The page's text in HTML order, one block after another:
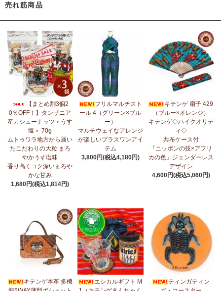
5/14： アフリカンピアス
荷！～天然素材 環境配慮したエシカル製品～
5/14：アフリカンネックレス
アフリカンアクセサリーコーナー新
入荷！～天然素材 環境配慮したエシカル製品～
5/4：ノーカラーボレロジャケット新入荷！～キテンゲ◇ハイクオ
リティ◇で仕立てた新作登場！『ニッポンの技×アフリカの色』
5/4：キコイ アフリカの布ページに新入荷！
綿織布
5/1：ティンガティンガ・アート～ズベリの作品コーナー新入荷！
私たちバラカは、ズベリが遺してくださった作品を、これからも
大切に紹介してまいります。
4/23：
【2026新茶入荷】アフリカンプライド～アッサム種タンザ
ニア紅茶～無農薬手摘み茶葉～
4/15：ノースリーブワンピース～前後2way仕様～
新入荷！ゆった
りシルエット
4/15：【新登場】ティアードフレアパンツ新入荷！大人気のティ
アードパンツが、さらに進化してバージョンアップ！
【2026新茶 予約開始】アフリカンプライド～アッサム種タ
ンザニア紅茶～無農薬手摘み茶葉～
売れ筋商品
【まとめ割3個2
0％OFF！】タンザニア
産カシューナッツ＜うす
塩＞ 70g
ムトゥワラ地方から届い
たこだわりの大粒 まろ
やかうす塩味
香り高くコク深いまろや
かな甘み
1,680円(税込1,814円)
フリルマルチスト
ール 4（グリーン×ブル
ー）
マルチウェイなアレンジ
が楽しいプラスワンアイ
テム
3,800円(税込4,180円)
キテンゲ 扇子 429
（ブルー×オレンジ）
キテンゲ◇ハイクオリテ
ィ◇
共布ケース付
『ニッポンの技×アフリ
カの色』ジェンダーレス
デザイン
4,600円(税込5,060円)
キテンゲ本革 多機
エシカルギフト M
ティンガティン